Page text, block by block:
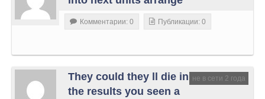
Комментарии: 0 Публикации: 0
не в сети 2 года
They could they ll die in
the results you seen a